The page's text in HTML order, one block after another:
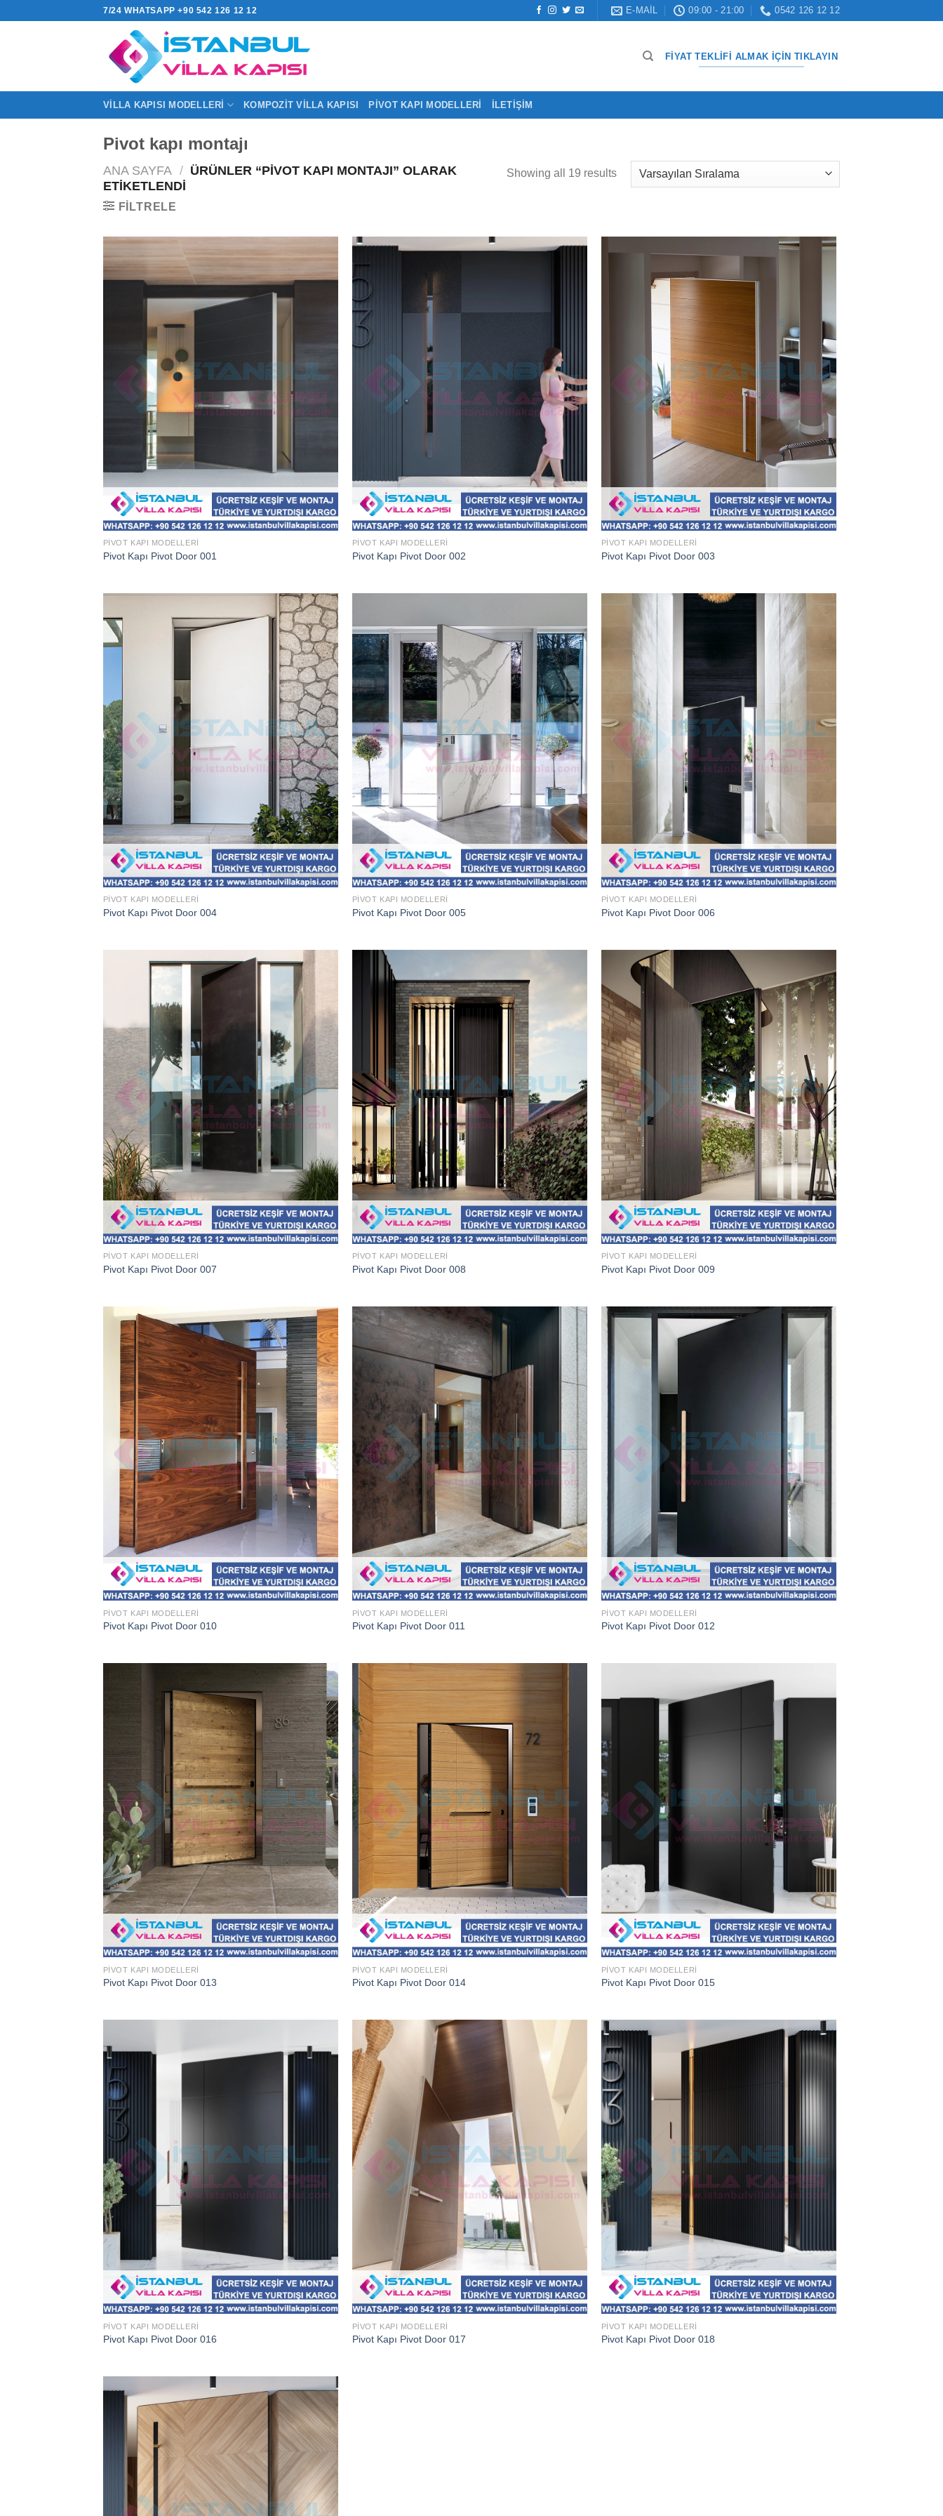
7/24 WHATSAPP +90 542 126 12 12 E-MAIL 09:00 - 21:00 0542 126 12 12
FIYAT TEKLIFI ALMAK İÇIN TIKLAYIN
VILLA KAPISI MODELLERI KOMPOZIT VILLA KAPISI PIVOT KAPI MODELLERI İLETIŞIM
Pivot kapı montajı
ANA SAYFA / ÜRÜNLER “PIVOT KAPI MONTAJI” OLARAK
ETIKETLENDI
FILTRELE
Showing all 19 results
PIVOT KAPI MODELLERI
Pivot Kapı Pivot Door 001
PIVOT KAPI MODELLERI
Pivot Kapı Pivot Door 002
PIVOT KAPI MODELLERI
Pivot Kapı Pivot Door 003
PIVOT KAPI MODELLERI
Pivot Kapı Pivot Door 004
PIVOT KAPI MODELLERI
Pivot Kapı Pivot Door 005
PIVOT KAPI MODELLERI
Pivot Kapı Pivot Door 006
PIVOT KAPI MODELLERI
Pivot Kapı Pivot Door 007
PIVOT KAPI MODELLERI
Pivot Kapı Pivot Door 008
PIVOT KAPI MODELLERI
Pivot Kapı Pivot Door 009
PIVOT KAPI MODELLERI
Pivot Kapı Pivot Door 010
PIVOT KAPI MODELLERI
Pivot Kapı Pivot Door 011
PIVOT KAPI MODELLERI
Pivot Kapı Pivot Door 012
PIVOT KAPI MODELLERI
Pivot Kapı Pivot Door 013
PIVOT KAPI MODELLERI
Pivot Kapı Pivot Door 014
PIVOT KAPI MODELLERI
Pivot Kapı Pivot Door 015
PIVOT KAPI MODELLERI
Pivot Kapı Pivot Door 016
PIVOT KAPI MODELLERI
Pivot Kapı Pivot Door 017
PIVOT KAPI MODELLERI
Pivot Kapı Pivot Door 018